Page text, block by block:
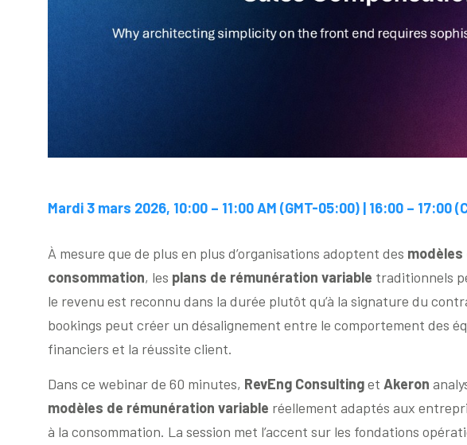
Mardi 3 mars 2026, 10:00 – 11:00 AM (GMT-05:00) | 16:00 – 17:00
À mesure que de plus en plus d’organisations adoptent des
consommation, les plans de rémunération variable traditionnels
le revenu est reconnu dans la durée plutôt qu’à la signature du
bookings peut créer un désalignement entre le comportement des
financiers et la réussite client.
Dans ce webinar de 60 minutes, RevEng Consultinget Akeron
modèles de rémunération variable réellement adaptés aux
à la consommation. La session met l’accent sur les fondations